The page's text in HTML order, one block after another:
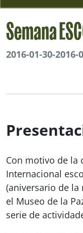
Semana
2016-01-30-2016-
Con motivo de la
Internacional
(aniversario de la
el Museo de la
serie de